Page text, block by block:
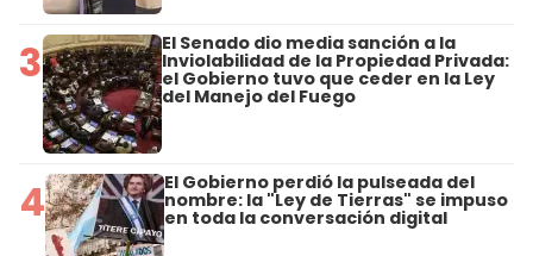
3 El Senado dio media sanción a la
Inviolabilidad de la Propiedad Privada:
el Gobierno tuvo que ceder en la Ley
del Manejo del Fuego
4 El Gobierno perdió la pulseada del
nombre: la "Ley de Tierras" se impuso
en toda la conversación digital